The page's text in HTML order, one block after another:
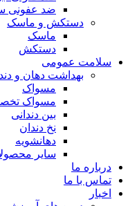
ضد عفونی
دستکش و ماسک
ماسک
دستکش
سلامت عمومی
بهداشت دهان و
مسواک
مسواک
بین دندانی
نخ دندان
دهانشویه
سایر
درباره ما
تماس با ما
اخبار